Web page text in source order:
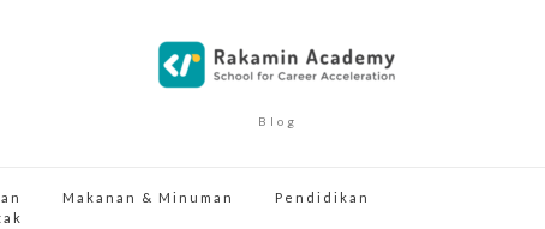
Blog
Makanan & Minuman
Pendidikan